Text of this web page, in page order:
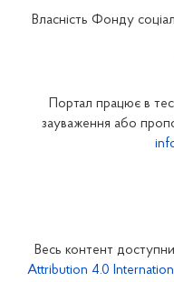
Закарпатське відділення
Запорізьке відділення
Кіровоградське
Власність Фонду
Портал працює в
зауваження або
Весь контент
Attribution 4.0